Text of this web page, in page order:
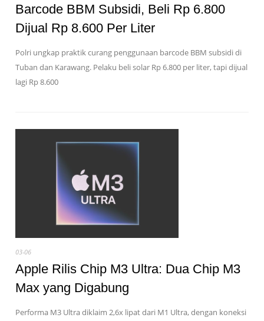
Barcode BBM Subsidi, Beli Rp 6.800
Dijual Rp 8.600 Per Liter
Polri ungkap praktik curang penggunaan barcode BBM subsidi di
Tuban dan Karawang. Pelaku beli solar Rp 6.800 per liter, tapi dijual
lagi Rp 8.600
03-06
Apple Rilis Chip M3 Ultra: Dua Chip M3
Max yang Digabung
Performa M3 Ultra diklaim 2,6x lipat dari M1 Ultra, dengan koneksi